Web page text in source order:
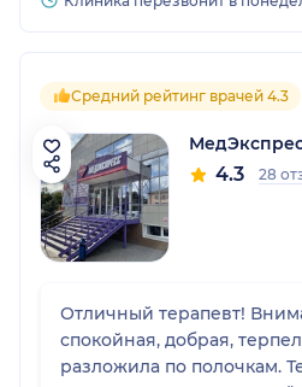
Средний рейтинг врачей 4.3
4.3 28
Отличный терапевт!
спокойная, добрая,
разложила по полочкам.